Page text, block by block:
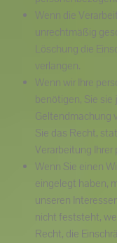
Wenn die
unrechtmäßig
Löschung die
verlangen.
Wenn wir Ihre
benötigen, Sie
Geltendmachung
Sie das Recht,
Verarbeitung
Wenn Sie einen
eingelegt haben,
unseren
nicht feststeht,
Recht, die